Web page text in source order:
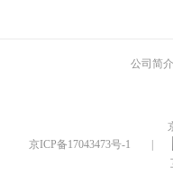
公司简介
京ICP备17043473号-1